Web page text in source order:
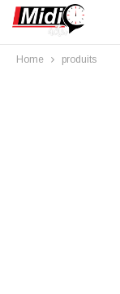
Home produits